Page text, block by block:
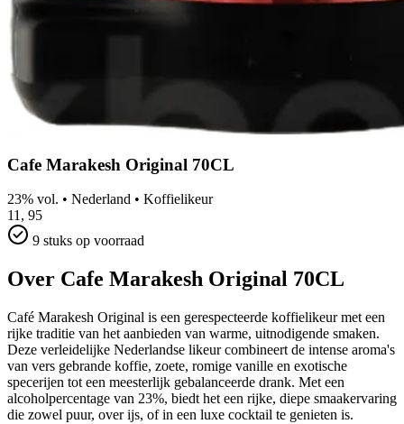
Cafe Marakesh Original 70CL
23% vol. • Nederland • Koffielikeur
11, 95
9 stuks op voorraad
Over Cafe Marakesh Original 70CL
Café Marakesh Original is een gerespecteerde koffielikeur met een
rijke traditie van het aanbieden van warme, uitnodigende smaken.
Deze verleidelijke Nederlandse likeur combineert de intense aroma's
van vers gebrande koffie, zoete, romige vanille en exotische
specerijen tot een meesterlijk gebalanceerde drank. Met een
alcoholpercentage van 23%, biedt het een rijke, diepe smaakervaring
die zowel puur, over ijs, of in een luxe cocktail te genieten is.